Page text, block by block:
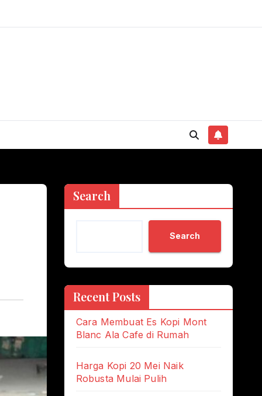
Search
Search
Recent Posts
Cara Membuat Es Kopi Mont
Blanc Ala Cafe di Rumah
Harga Kopi 20 Mei Naik
Robusta Mulai Pulih